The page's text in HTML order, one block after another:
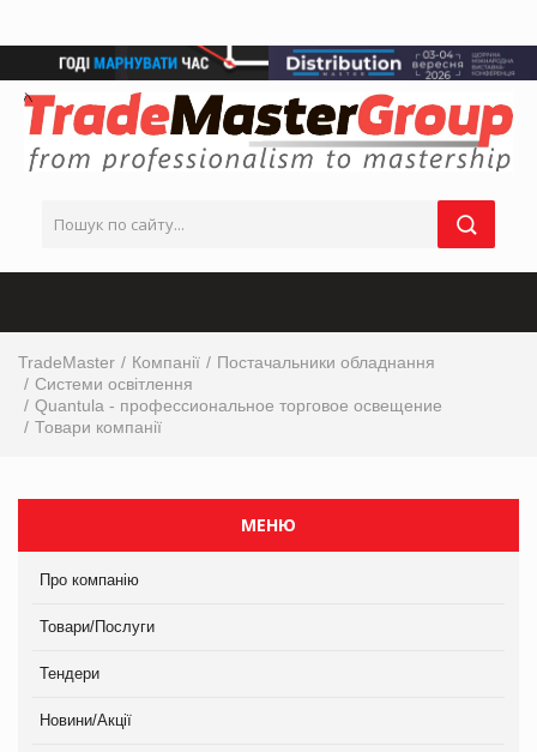
TradeMaster Компанії
Постачальники обладнання
Системи освітлення
Quantula - профессиональное торговое освещение
Товари компанії
МЕНЮ
Про компанію
Товари/Послуги
Тендери
Новини/Акції